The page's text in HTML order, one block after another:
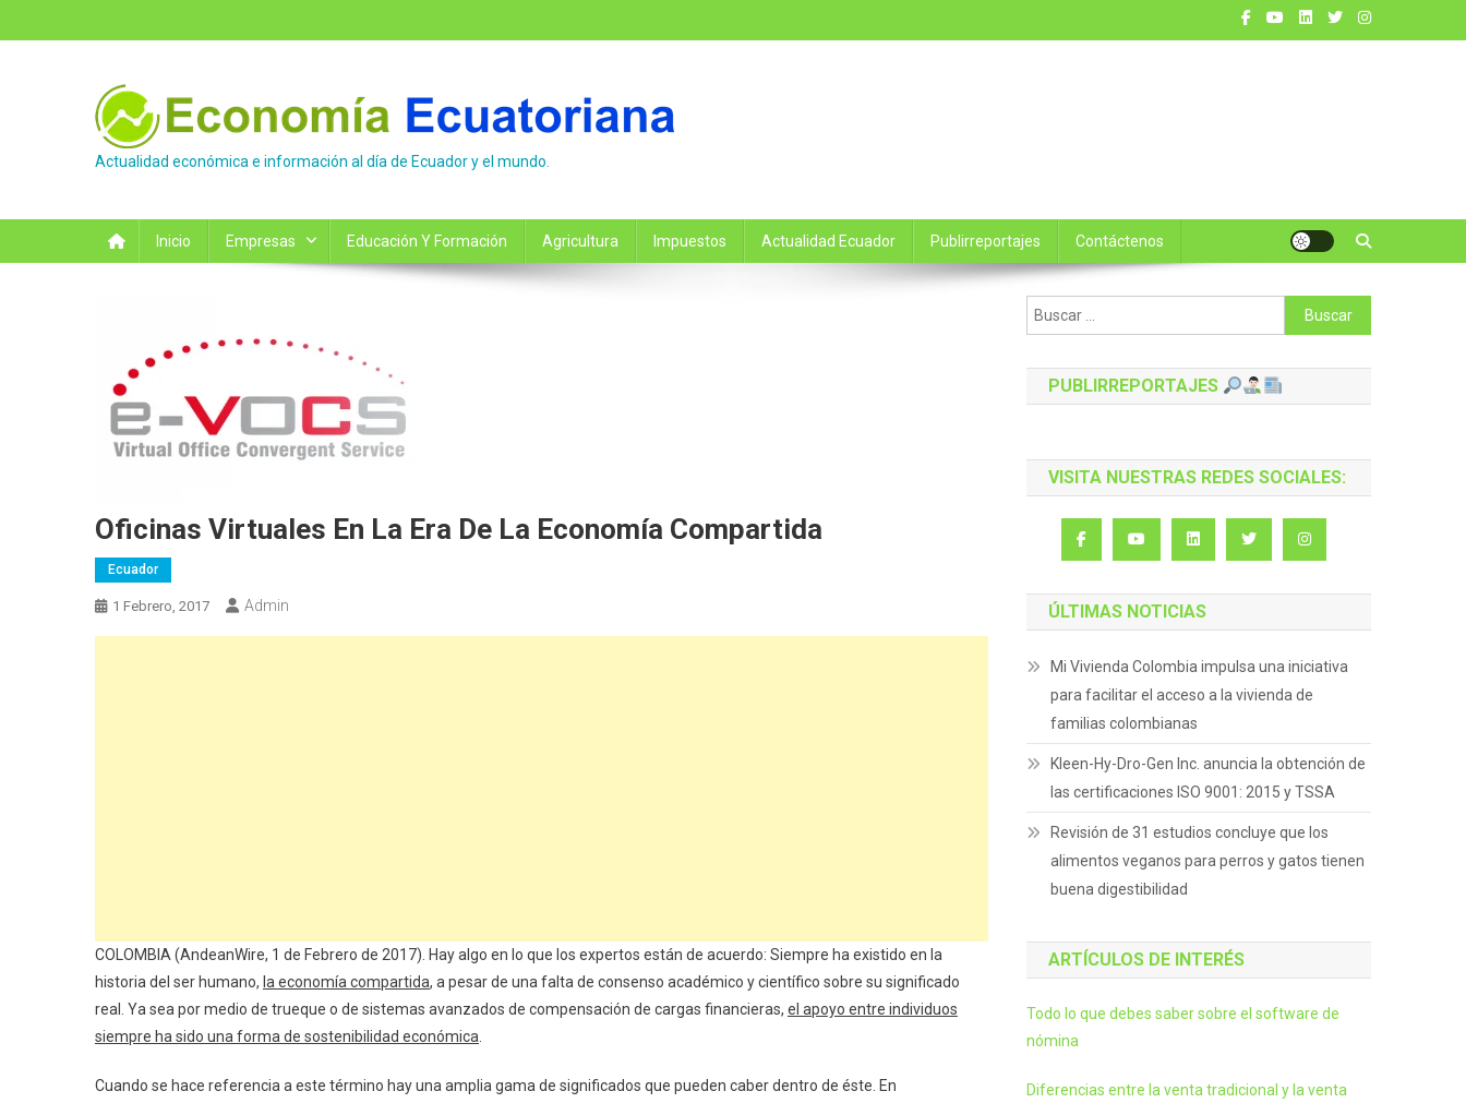
al
Actualidad económica e información al día de Ecuador y el mundo.
Inicio Empresas Educación Y Formación Agricultura Impuestos Actualidad Ecuador Publirreportajes Contáctenos
Oficinas Virtuales En La Era De La Economía Compartida
Ecuador
1 Febrero, 2017 Admin
COLOMBIA (AndeanWire, 1 de Febrero de 2017). Hay algo en lo que los expertos están de acuerdo: Siempre ha existido en la
historia del ser humano, la economía compartida, a pesar de una falta de consenso académico y científico sobre su significado
real. Ya sea por medio de trueque o de sistemas avanzados de compensación de cargas financieras, el apoyo entre individuos
siempre ha sido una forma de sostenibilidad económica
Cuando se hace referencia a este término hay una amplia gama de significados que pueden caber dentro de éste. En
Buscar:
PUBLIRREPORTAJES
VISITA NUESTRAS REDES SOCIALES:
ÚLTIMAS NOTICIAS
Mi Vivienda Colombia impulsa una iniciativa
para facilitar el acceso a la vivienda de
familias colombianas
Kleen-Hy-Dro-Gen Inc. anuncia la obtención de
las certificaciones ISO 9001: 2015 y TSSA
Revisión de 31 estudios concluye que los
alimentos veganos para perros y gatos tienen
buena digestibilidad
ARTÍCULOS DE INTERÉS
Todo lo que debes saber sobre el software de
nómina
Diferencias entre la venta tradicional y la venta